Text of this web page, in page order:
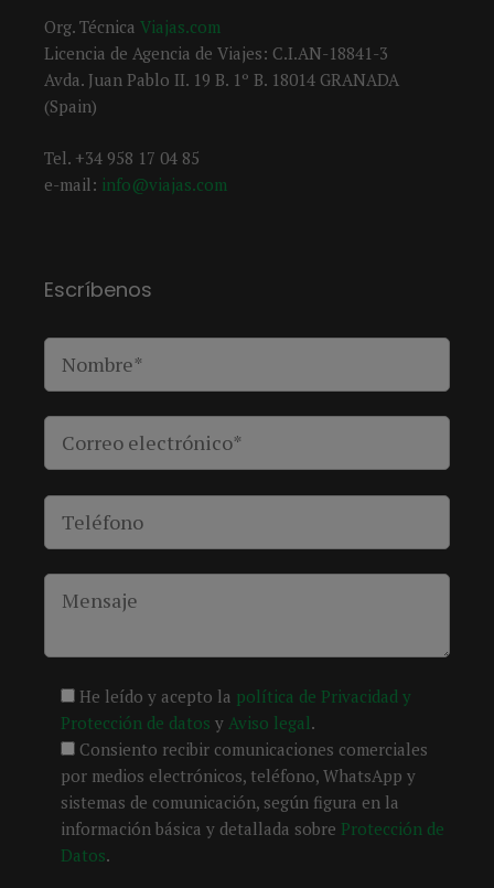
Org. Técnica Viajas.com
Licencia de Agencia de Viajes: C.I.AN-18841-3
Avda. Juan Pablo II. 19 B. 1º B. 18014 GRANADA
(Spain)
Tel. +34 958 17 04 85
e-mail: info@viajas.com
Escríbenos
He leído y acepto la política de Privacidad y
Protección de datos y Aviso legal.
Consiento recibir comunicaciones comerciales
por medios electrónicos, teléfono, WhatsApp y
sistemas de comunicación, según figura en la
información básica y detallada sobre Protección de
Datos.